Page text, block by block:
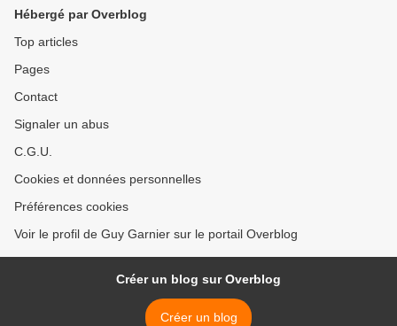
Hébergé par Overblog
Top articles
Pages
Contact
Signaler un abus
C.G.U.
Cookies et données personnelles
Préférences cookies
Voir le profil de Guy Garnier sur le portail Overblog
Créer un blog sur Overblog
Créer un blog